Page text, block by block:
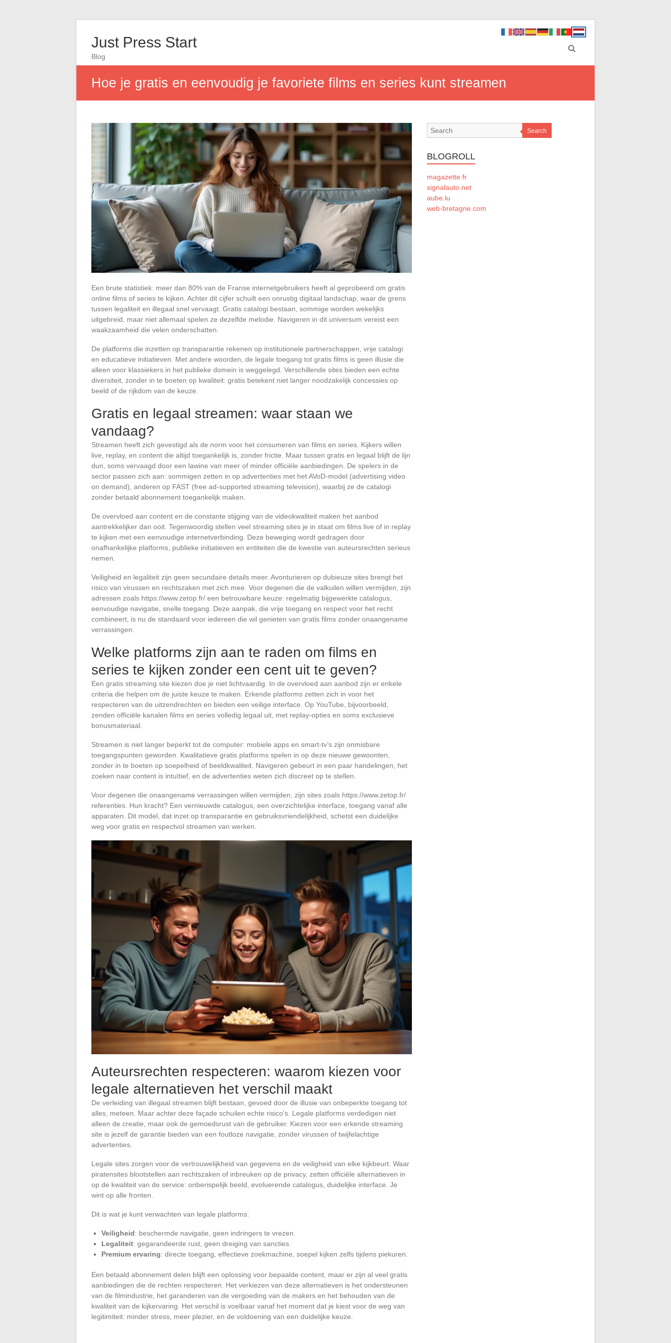
Just Press Start
Blog
Hoe je gratis en eenvoudig je favoriete films en series kunt streamen
Een brute statistiek: meer dan 80% van de Franse internetgebruikers heeft al geprobeerd om gratis
online films of series te kijken. Achter dit cijfer schuilt een onrustig digitaal landschap, waar de grens
tussen legaliteit en illegaal snel vervaagt. Gratis catalogi bestaan, sommige worden wekelijks
uitgebreid, maar niet allemaal spelen ze dezelfde melodie. Navigeren in dit universum vereist een
waakzaamheid die velen onderschatten.
De platforms die inzetten op transparantie rekenen op institutionele partnerschappen, vrije catalogi
en educatieve initiatieven. Met andere woorden, de legale toegang tot gratis films is geen illusie die
alleen voor klassiekers in het publieke domein is weggelegd. Verschillende sites bieden een echte
diversiteit, zonder in te boeten op kwaliteit: gratis betekent niet langer noodzakelijk concessies op
beeld of de rijkdom van de keuze.
Gratis en legaal streamen: waar staan we
vandaag?
Streamen heeft zich gevestigd als de norm voor het consumeren van films en series. Kijkers willen
live, replay, en content die altijd toegankelijk is, zonder frictie. Maar tussen gratis en legaal blijft de lijn
dun, soms vervaagd door een lawine van meer of minder officiële aanbiedingen. De spelers in de
sector passen zich aan: sommigen zetten in op advertenties met het AVoD-model (advertising video
on demand), anderen op FAST (free ad-supported streaming television), waarbij ze de catalogi
zonder betaald abonnement toegankelijk maken.
De overvloed aan content en de constante stijging van de videokwaliteit maken het aanbod
aantrekkelijker dan ooit. Tegenwoordig stellen veel streaming sites je in staat om films live of in replay
te kijken met een eenvoudige internetverbinding. Deze beweging wordt gedragen door
onafhankelijke platforms, publieke initiatieven en entiteiten die de kwestie van auteursrechten serieus
nemen.
Veiligheid en legaliteit zijn geen secundaire details meer. Avonturieren op dubieuze sites brengt het
risico van virussen en rechtszaken met zich mee. Voor degenen die de valkuilen willen vermijden, zijn
adressen zoals https://www.zetop.fr/ een betrouwbare keuze: regelmatig bijgewerkte catalogus,
eenvoudige navigatie, snelle toegang. Deze aanpak, die vrije toegang en respect voor het recht
combineert, is nu de standaard voor iedereen die wil genieten van gratis films zonder onaangename
verrassingen.
Welke platforms zijn aan te raden om films en
series te kijken zonder een cent uit te geven?
Een gratis streaming site kiezen doe je niet lichtvaardig. In de overvloed aan aanbod zijn er enkele
criteria die helpen om de juiste keuze te maken. Erkende platforms zetten zich in voor het
respecteren van de uitzendrechten en bieden een veilige interface. Op YouTube, bijvoorbeeld,
zenden officiële kanalen films en series volledig legaal uit, met replay-opties en soms exclusieve
bonusmateriaal.
Streamen is niet langer beperkt tot de computer: mobiele apps en smart-tv’s zijn onmisbare
toegangspunten geworden. Kwalitatieve gratis platforms spelen in op deze nieuwe gewoonten,
zonder in te boeten op soepelheid of beeldkwaliteit. Navigeren gebeurt in een paar handelingen, het
zoeken naar content is intuïtief, en de advertenties weten zich discreet op te stellen.
Voor degenen die onaangename verrassingen willen vermijden, zijn sites zoals https://www.zetop.fr/
referenties. Hun kracht? Een vernieuwde catalogus, een overzichtelijke interface, toegang vanaf alle
apparaten. Dit model, dat inzet op transparantie en gebruiksvriendelijkheid, schetst een duidelijke
weg voor gratis en respectvol streamen van werken.
Auteursrechten respecteren: waarom kiezen voor
legale alternatieven het verschil maakt
De verleiding van illegaal streamen blijft bestaan, gevoed door de illusie van onbeperkte toegang tot
alles, meteen. Maar achter deze façade schuilen echte risico’s. Legale platforms verdedigen niet
alleen de creatie, maar ook de gemoedsrust van de gebruiker. Kiezen voor een erkende streaming
site is jezelf de garantie bieden van een foutloze navigatie, zonder virussen of twijfelachtige
advertenties.
Legale sites zorgen voor de vertrouwelijkheid van gegevens en de veiligheid van elke kijkbeurt. Waar
piratensites blootstellen aan rechtszaken of inbreuken op de privacy, zetten officiële alternatieven in
op de kwaliteit van de service: onberispelijk beeld, evoluerende catalogus, duidelijke interface. Je
wint op alle fronten.
Dit is wat je kunt verwachten van legale platforms:
Veiligheid: beschermde navigatie, geen indringers te vrezen.
Legaliteit: gegarandeerde rust, geen dreiging van sancties.
Premium ervaring: directe toegang, effectieve zoekmachine, soepel kijken zelfs tijdens piekuren.
Een betaald abonnement delen blijft een oplossing voor bepaalde content, maar er zijn al veel gratis
aanbiedingen die de rechten respecteren. Het verkiezen van deze alternatieven is het ondersteunen
van de filmindustrie, het garanderen van de vergoeding van de makers en het behouden van de
kwaliteit van de kijkervaring. Het verschil is voelbaar vanaf het moment dat je kiest voor de weg van
legitimiteit: minder stress, meer plezier, en de voldoening van een duidelijke keuze.
Search
BLOGROLL
magazette.fr
signalauto.net
aube.lu
web-bretagne.com